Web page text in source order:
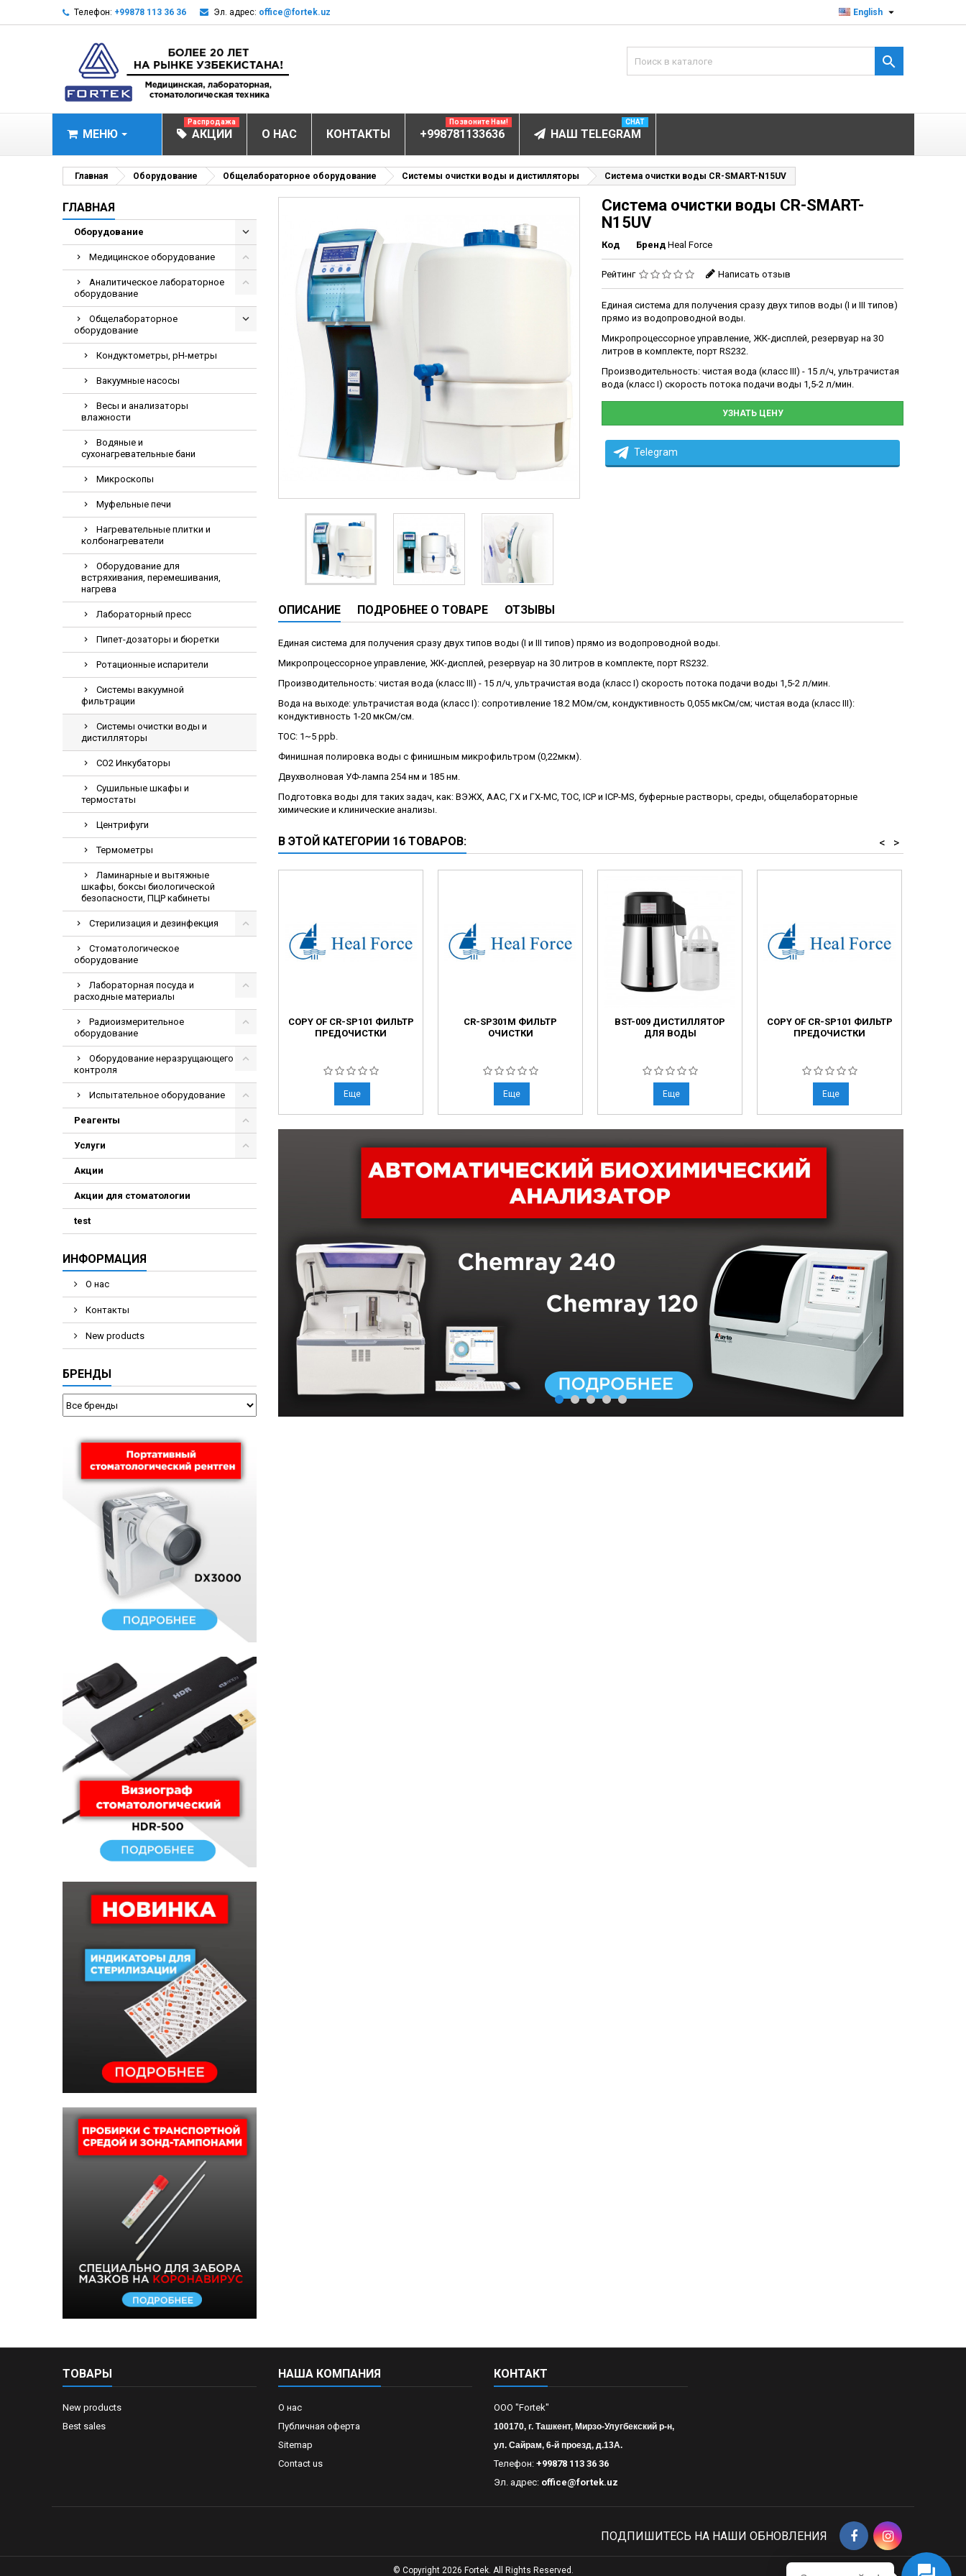
Телефон: +99878 113 36 36 Эл. адрес: office@fortek.uz English 

МЕНЮ
МЕДИЦИНСКОЕ ОБОРУДОВАНИЕ
Анализаторы иммунохемилюминесцентные (ИХЛА)
Анализаторы мочи
Биохимические анализаторы
Видеокольпоскопы
Видеоэндоскопические системы
Гематологические анализаторы
Инкубаторы для новорожденных
ИФА-анализаторы и вошеры
ЛОР-Комбайны
ПЦР анализаторы
Рентгеновские аппараты
Тракционные кровати
Электрокардиографы
Электрохирургические коагуляторы
Экстракторы
АКЦИИ
Распродажа
О НАС КОНТАКТЫ +998781133636
Позвоните Нам!
НАШ TELEGRAM
CHAT
Главная Оборудование Общелабораторное оборудование Системы очистки воды и дистилляторы Система очистки воды CR-SMART-N15UV
ГЛАВНАЯ
Оборудование
Медицинское оборудование
Аналитическое лабораторное
оборудование
Общелабораторное
оборудование
Кондуктометры, pH-метры
Вакуумные насосы
Весы и анализаторы
влажности
Водяные и
сухонагревательные бани
Микроскопы
Муфельные печи
Нагревательные плитки и
колбонагреватели
Оборудование для
встряхивания, перемешивания,
нагрева
Лабораторный пресс
Пипет-дозаторы и бюретки
Ротационные испарители
Системы вакуумной
фильтрации
Системы очистки воды и
дистилляторы
CO2 Инкубаторы
Сушильные шкафы и
термостаты
Центрифуги
Термометры
Ламинарные и вытяжные
шкафы, боксы биологической
безопасности, ПЦР кабинеты
Стерилизация и дезинфекция
Стоматологическое
оборудование
Лабораторная посуда и
расходные материалы
Радиоизмерительное
оборудование
Оборудование неразрущающего
контроля
Испытательное оборудование
Реагенты
Услуги
Акции
Акции для стоматологии
test
ИНФОРМАЦИЯ
О нас
Контакты
New products
БРЕНДЫ
Система очистки воды CR-SMART-
N15UV
Код Бренд Heal Force
Рейтинг Написать отзыв
Единая система для получения сразу двух типов воды (I и III типов)
прямо из водопроводной воды.
Микропроцессорное управление, ЖК-дисплей, резервуар на 30
литров в комплекте, порт RS232.
Производительность: чистая вода (класс III) - 15 л/ч, ультрачистая
вода (класс I) скорость потока подачи воды 1,5-2 л/мин.
УЗНАТЬ ЦЕНУ
Telegram
ОПИСАНИЕ ПОДРОБНЕЕ О ТОВАРЕ ОТЗЫВЫ
Единая система для получения сразу двух типов воды (I и III типов) прямо из водопроводной воды.
Микропроцессорное управление, ЖК-дисплей, резервуар на 30 литров в комплекте, порт RS232.
Производительность: чистая вода (класс III) - 15 л/ч, ультрачистая вода (класс I) скорость потока подачи воды 1,5-2 л/мин.
Вода на выходе: ультрачистая вода (класс I): сопротивление 18.2 МОм/см, кондуктивность 0,055 мкСм/см; чистая вода (класс III):
кондуктивность 1-20 мкСм/см.
TOC: 1~5 ppb.
Финишная полировка воды с финишным микрофильтром (0,22мкм).
Двухволновая УФ-лампа 254 нм и 185 нм.
Подготовка воды для таких задач, как: ВЭЖХ, ААС, ГХ и ГХ-МС, TOC, ICP и ICP-MS, буферные растворы, среды, общелабораторные
химические и клинические анализы.
В ЭТОЙ КАТЕГОРИИ 16 ТОВАРОВ: >
<
COPY OF CR-SP101 ФИЛЬТР
ПРЕДОЧИСТКИ
Еще
CR-SP301M ФИЛЬТР
ОЧИСТКИ
Еще
BST-009 ДИСТИЛЛЯТОР
ДЛЯ ВОДЫ
Еще
COPY OF CR-SP101 ФИЛЬТР
ПРЕДОЧИСТКИ
Еще
ТОВАРЫ
New products
Best sales
НАША КОМПАНИЯ
О нас
Публичная оферта
Sitemap
Contact us
КОНТАКТ
OOO "Fortek"
100170, г. Ташкент, Мирзо-Улугбекский р-н,
ул. Сайрам, 6-й проезд, д.13А.
Телефон: +99878 113 36 36
Эл. адрес: office@fortek.uz
ПОДПИШИТЕСЬ НА НАШИ ОБНОВЛЕНИЯ
© Copyright 2026 Fortek. All Rights Reserved.